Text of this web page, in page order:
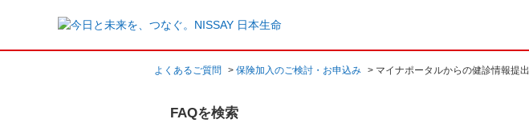
よくあるご質問 > 保険加入のご検討・お申込み > マイナポータルからの健診情報提出
FAQを検索